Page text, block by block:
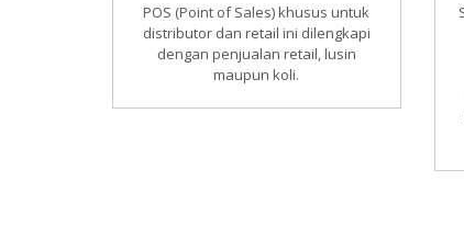
POS (Point of Sales) khusus untuk
distributor dan retail ini dilengkapi
dengan penjualan retail, lusin
maupun koli.